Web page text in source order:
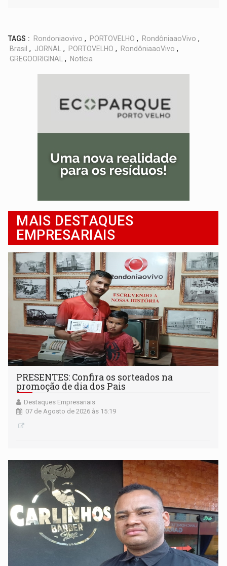
TAGS : Rondoniaovivo , PORTOVELHO , RondôniaaoVivo ,
Brasil , JORNAL , PORTOVELHO , RondôniaaoVivo ,
GREGOORIGINAL
, Notícia
MAIS DESTAQUES
EMPRESARIAIS
PRESENTES: Confira os sorteados na
promoção de dia dos Pais
Destaques Empresariais
07 de Agosto de 2026 às 15:19